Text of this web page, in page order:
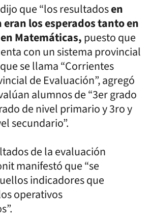
que “los resultadosen
los esperados tanto en
Matemáticas,puesto que
con un sistema provincial
se llama “Corrientes
de Evaluación”, agregó
alumnos de “3er grado
de nivel primario y 3ro y
secundario”.
de la evaluación
manifestó que “se
indicadores que
operativos